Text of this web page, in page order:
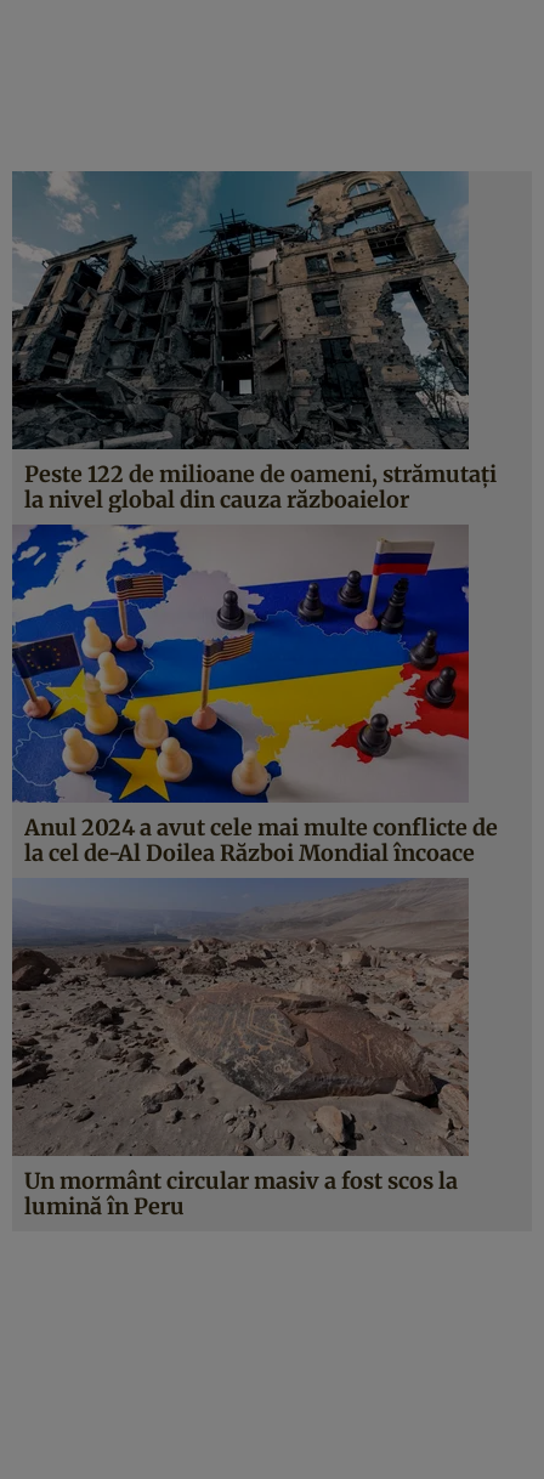
Peste 122 de milioane de oameni, strămutați
la nivel global din cauza războaielor
Anul 2024 a avut cele mai multe conflicte de
la cel de-Al Doilea Război Mondial încoace
Un mormânt circular masiv a fost scos la
lumină în Peru